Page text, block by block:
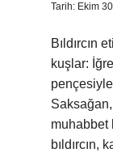
Tarih: Ekim
Bıldırcın
kuşlar:
muhabbet
bıldırcın,